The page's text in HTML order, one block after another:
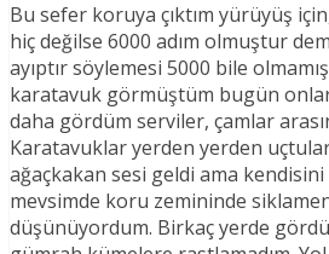
Bu sefer koruya çıktım yürüyüş
hiç değilse 6000 adım olmuştur
ayıptır söylemesi 5000 bile
karatavuk görmüştüm bugün
daha gördüm serviler, çamlar
Karatavuklar yerden yerden
ağaçkakan sesi geldi ama
mevsimde koru zemininde
düşünüyordum. Birkaç yerde